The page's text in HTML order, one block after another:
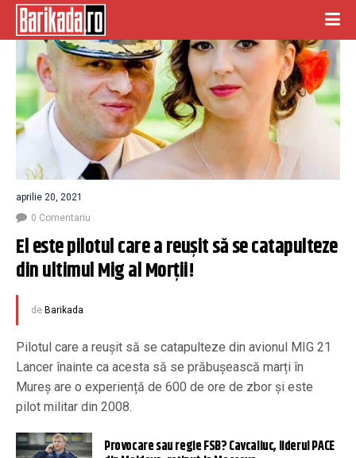
aprilie 20, 2021
0 Comentariu
El este pilotul care a reușit să se catapulteze
din ultimul Mig al Morții!
de Barikada
Pilotul care a reușit să se catapulteze din avionul MIG 21
Lancer înainte ca acesta să se prăbușească marți în
Mureș are o experiență de 600 de ore de zbor și este
pilot militar din 2008.
Provocare sau regie FSB? Cavcaliuc, liderul PACE